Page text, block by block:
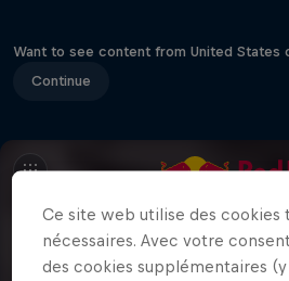
Want to see content from United States
Continue
Ce site web utilise des cookies
nécessaires. Avec votre
des cookies supplémentaires